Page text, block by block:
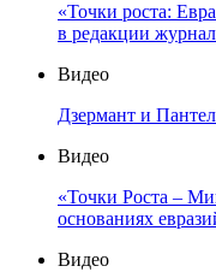
«Точки роста:
в редакции
Видео
Дзермант и
Видео
«Точки Роста –
основаниях
Видео